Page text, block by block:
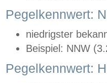
Pegelkennwert:
niedrigster
Beispiel: NNW
Pegelkennwert: